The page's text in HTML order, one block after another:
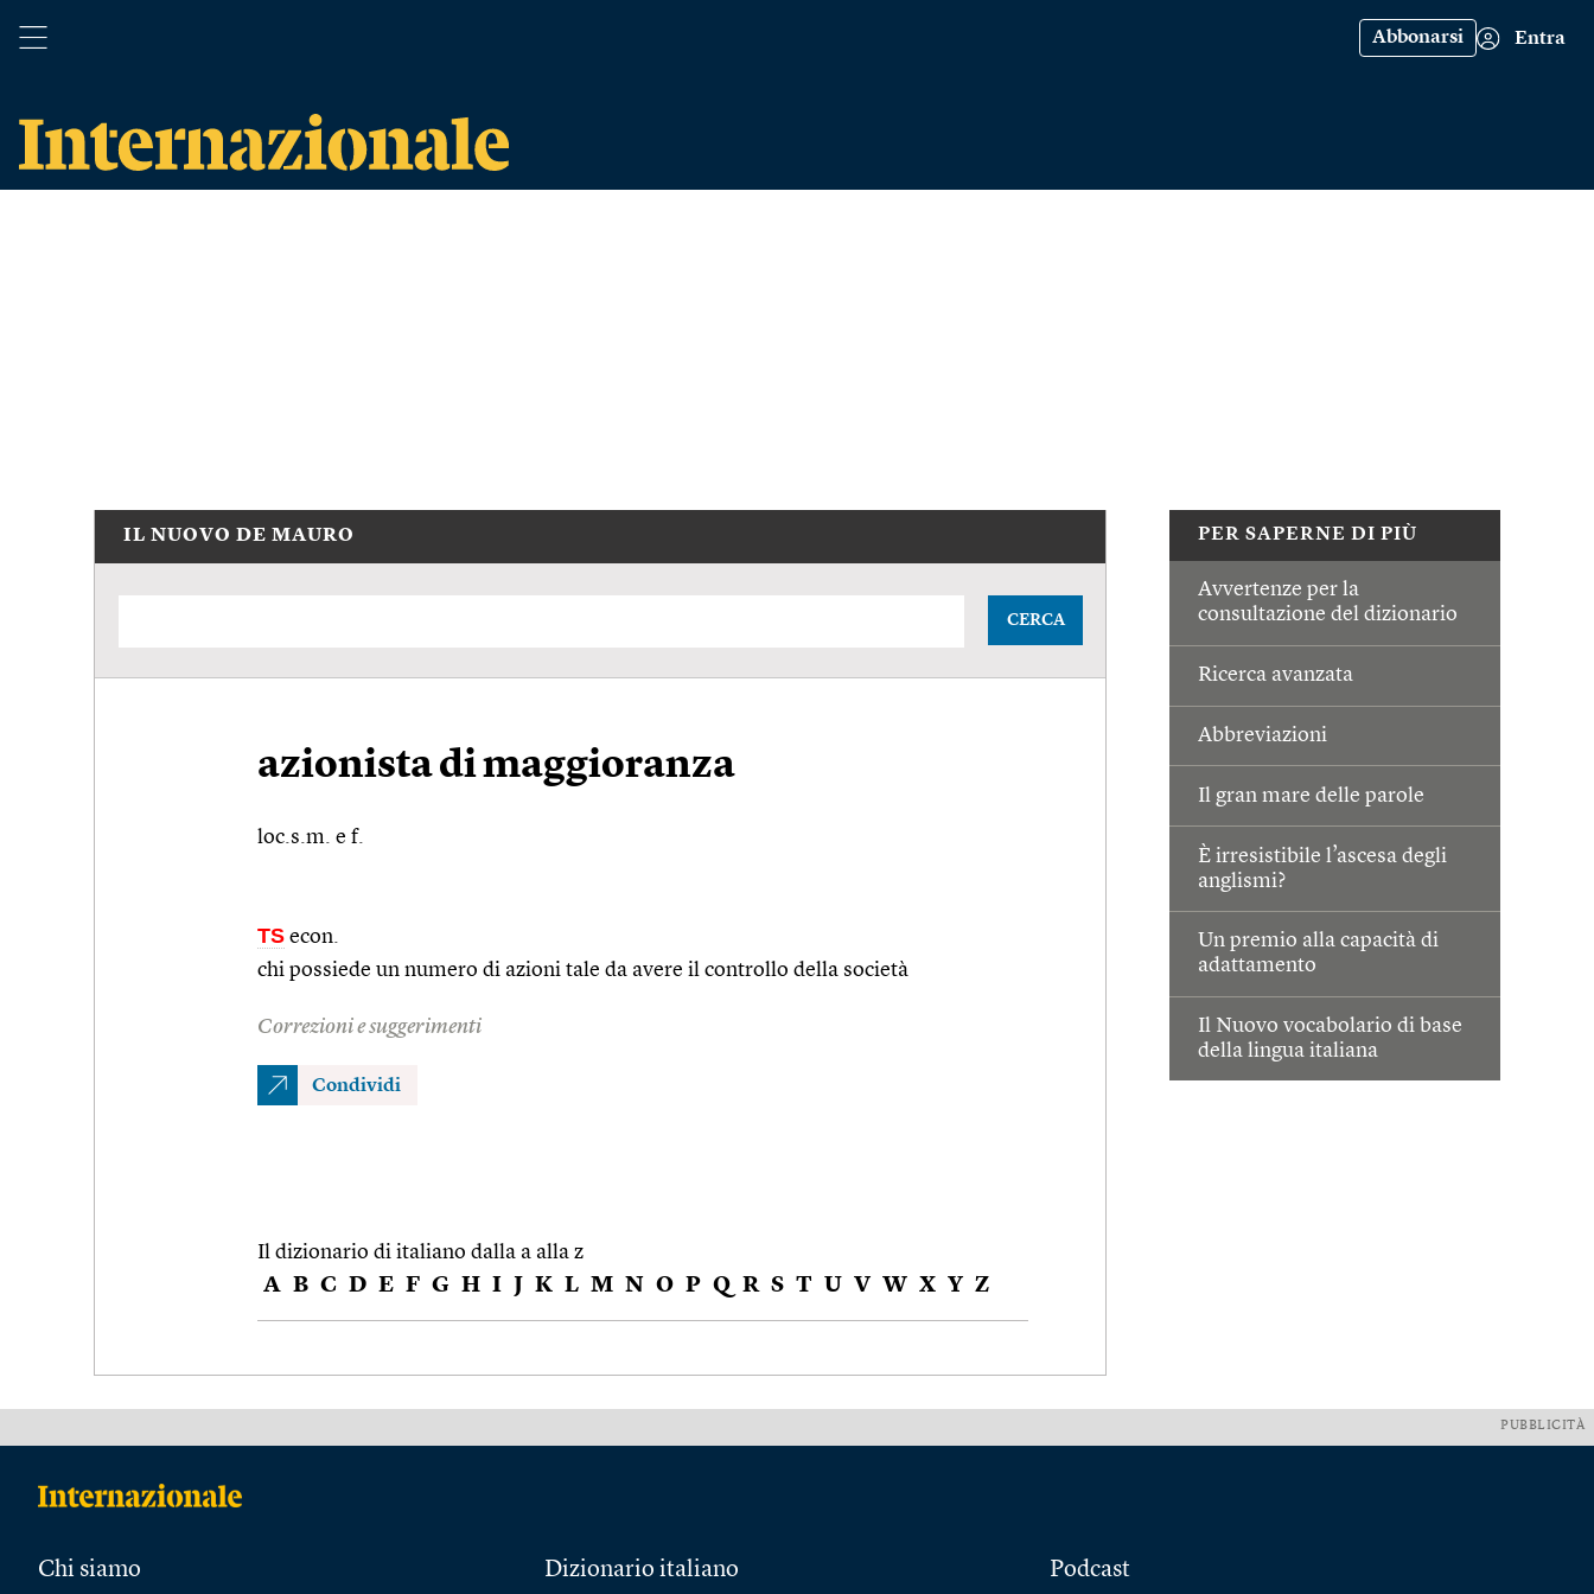
Abbonarsi Entra
PER SAPERNE DI PIÙ
Avvertenze per la
consultazione del dizionario
Ricerca avanzata
Abbreviazioni
Il gran mare delle parole
È irresistibile l’ascesa degli
anglismi?
Un premio alla capacità di
adattamento
Il Nuovo vocabolario di base
della lingua italiana
IL NUOVO DE MAURO
CERCA
azionista di maggioranza
loc.s.m. e f.
TS econ.
chi possiede un numero di azioni tale da avere il controllo della società
Correzioni e suggerimenti
Condividi
Il dizionario di italiano dalla a alla z
A B C D E F G H I J K L M N O P Q R S T U V W X Y Z
PUBBLICITÀ
Chi siamo Dizionario italiano Podcast